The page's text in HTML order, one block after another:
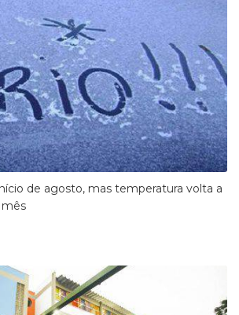
de agosto, mas temperatura volta a